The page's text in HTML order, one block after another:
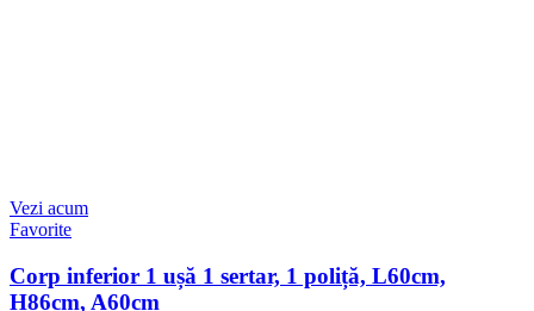
Vezi acum
Favorite
Corp inferior 1 ușă 1 sertar, 1 poliță, L60cm,
H86cm, A60cm